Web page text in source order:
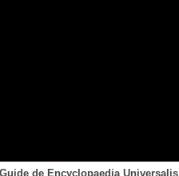
Guide de Encyclopaedia Universalis